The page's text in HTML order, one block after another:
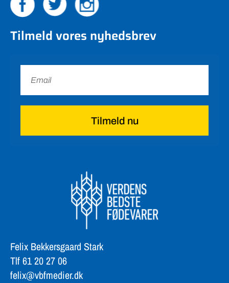
Tilmeld vores nyhedsbrev
Tilmeld nu
Felix Bekkersgaard Stark
Tlf 61 20 27 06
felix@vbfmedier.dk